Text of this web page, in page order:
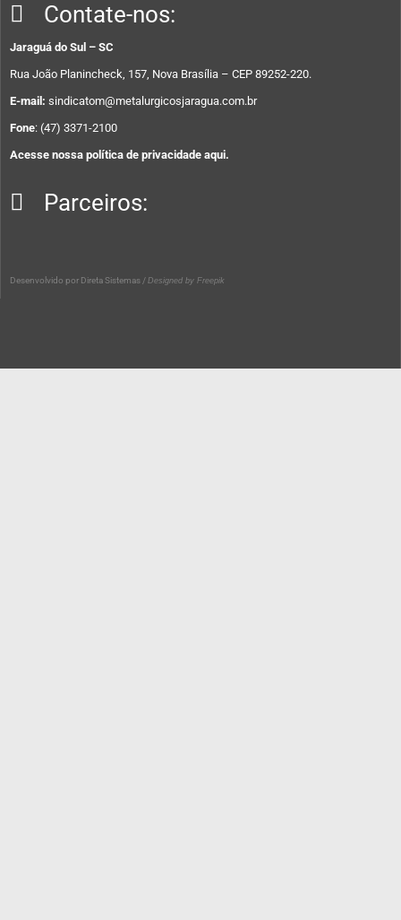
Contate-nos:
Jaraguá do Sul – SC
Rua João Planincheck, 157, Nova Brasília – CEP 89252-220.
E-mail: sindicatom@metalurgicosjaragua.com.br
Fone: (47) 3371-2100
Acesse nossa política de privacidade aqui.
Parceiros:
Desenvolvido por Direta Sistemas / Designed by Freepik